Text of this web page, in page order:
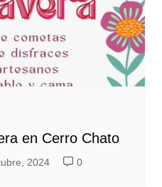
en Cerro Chato
2024 0